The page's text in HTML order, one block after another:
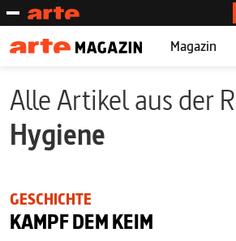
Magazin
Alle Artikel aus der
Hygiene
GESCHICHTE
KAMPF DEM KEIM